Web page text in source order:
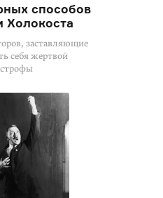
способов
Холокоста
заставляющие
себя жертвой